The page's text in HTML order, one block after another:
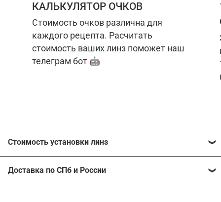
КАЛЬКУЛЯТОР ОЧКОВ
Стоимость очков различна для
каждого рецепта. Расчитать
стоимость ваших линз поможет наш
телеграм бот 🤖
Стоимость установки линз
Расчитать стоимость ваших линз поможет
Доставка по СПб и России